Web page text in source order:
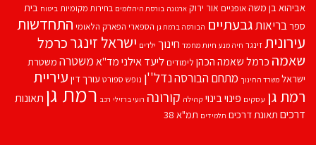
אביהוא בן משהאופניים אור ירוק ארנונה בורסת היהלומים בחירות מקומיות ביטוח בית
ספרבריאותגבעתיים הבורסה ברמת גן הספארי הפארק הלאומי התחדשות
עירוניתזינגר חיה מנע חיות מחמד חינוך ילדים ישראל זינגרכרמל
שאמה כרמל שאמה הכהן לימודים ליעד אילנימד''אמשטרה משטרת
ישראל משרד החינוך מתחם הבורסהנדל''ן נופש ספורט עורך דין עיריית
רמת גן עסקים פינוי בינוי קהילה קורונה רועי ברזילי רכב רמת גן תאונות
דרכים תאונת דרכים תלמידים תמ"א 38